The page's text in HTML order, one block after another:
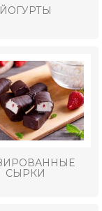
ЙОГУРТЫ
СЫРКИ